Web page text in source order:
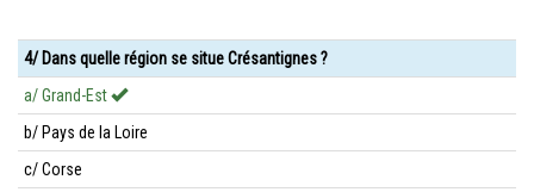
4/ Dans quelle région se situe Crésantignes ?
a/ Grand-Est
b/ Pays de la Loire
c/ Corse